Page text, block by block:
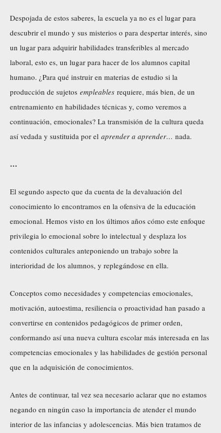
Despojada de estos saberes, la escuela ya no es el lugar para
descubrir el mundo y sus misterios o para despertar interés, sino
un lugar para adquirir habilidades transferibles al mercado
laboral, esto es, un lugar para hacer de los alumnos capital
humano. ¿Para qué instruir en materias de estudio si la
producción de sujetos empleables requiere, más bien, de un
entrenamiento en habilidades técnicas y, como veremos a
continuación, emocionales? La transmisión de la cultura queda
así vedada y sustituida por el aprender a aprender… nada.
…
El segundo aspecto que da cuenta de la devaluación del
conocimiento lo encontramos en la ofensiva de la educación
emocional. Hemos visto en los últimos años cómo este enfoque
privilegia lo emocional sobre lo intelectual y desplaza los
contenidos culturales anteponiendo un trabajo sobre la
interioridad de los alumnos, y replegándose en ella.
Conceptos como necesidades y competencias emocionales,
motivación, autoestima, resiliencia o proactividad han pasado a
convertirse en contenidos pedagógicos de primer orden,
conformando así una nueva cultura escolar más interesada en las
competencias emocionales y las habilidades de gestión personal
que en la adquisición de conocimientos.
Antes de continuar, tal vez sea necesario aclarar que no estamos
negando en ningún caso la importancia de atender el mundo
interior de las infancias y adolescencias. Más bien tratamos de